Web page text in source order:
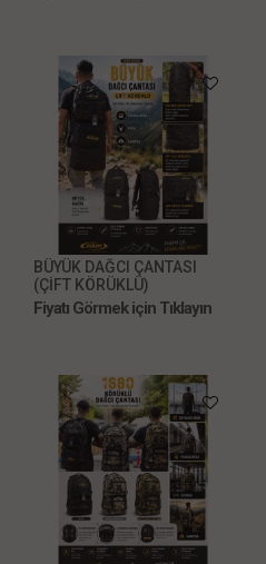
BÜYÜK DAĞCI ÇANTASI
(ÇİFT KÖRÜKLÜ)
Fiyatı Görmek için Tıklayın